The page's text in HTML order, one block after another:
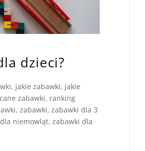
dzieci?
, jakie zabawki, jakie
zabawki, ranking
,zabawki,zabawki dla 3
niemowląt,zabawki dla